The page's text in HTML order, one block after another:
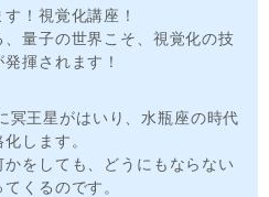
！視覚化講座！
量子の世界こそ、視覚化の技
揮されます！
冥王星がはいり、水瓶座の時代
します。
をしても、どうにもならない
くるのです。